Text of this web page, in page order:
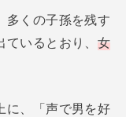
多くの子孫を残す
いるとおり、 女
に、「声で男を好